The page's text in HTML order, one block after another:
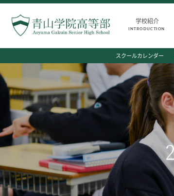
学校紹介
INTRODUCTION
学校紹介
高等部 部長挨拶
教育理念・目標
高等部の歴史
生徒数・教職員数
一貫校の流れ
卒業後の進路
卒業生からのメッセージ
AOYAMA
特色ある
教育課程
教科・学習
キリスト教
国際交流
平和・共生
高大連携
SGH活動報
スクールカレンダー